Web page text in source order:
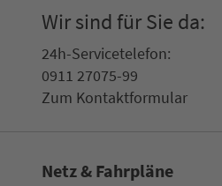
Wir sind für Sie da:
24h-Ser­vice­te­le­fon:
0911 27075-99
Zum Kon­taktformular
Netz & Fahrpläne